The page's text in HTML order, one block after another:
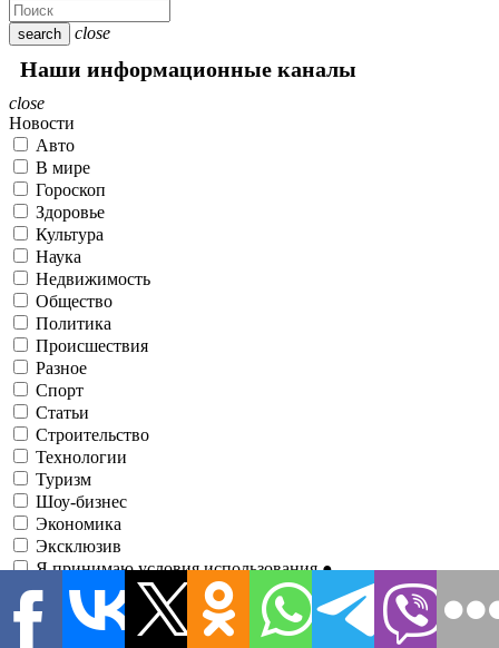
search close
Наши информационные каналы
close
Новости
Авто
В мире
Гороскоп
Здоровье
Культура
Наука
Недвижимость
Общество
Политика
Происшествия
Разное
Спорт
Статьи
Строительство
Технологии
Туризм
Шоу-бизнес
Экономика
Эксклюзив
Я принимаю условия использования●
Зарегистрировавшись, вы соглашаетесь с нашимиУсловиями
использования
и соглашаетесь с тем, что информационно-
аналитический портал1RRE может иногда связываться с вами